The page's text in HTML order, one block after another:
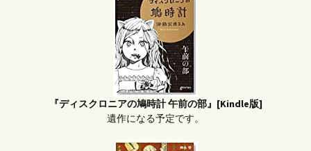
『ディスクロニアの鳩時計 午前の部』[Kindle版]
遺作になる予定です。